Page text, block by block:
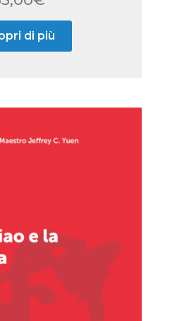
di più